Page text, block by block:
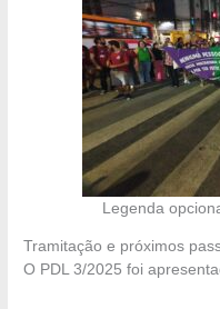
Legenda
Tramitação e próximos
O PDL 3/2025 foi